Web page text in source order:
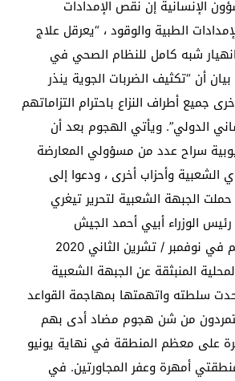
الإنسانية إن نقص الإمدادات
الطبية والوقود ، “يعرقل علاج
شبه كامل للنظام الصحي في
أن “تكثيف الضربات الجوية ينذر
جميع أطراف النزاع باحترام التزاماتهم
الدولي”. ويأتي الهجوم بعد أن
سراح عدد من مسؤولي المعارضة
الشعبية وأحزاب أخرى ، ودعوا إلى
الجبهة الشعبية لتحرير تيغري
الوزراء أبيي أحمد الجيش
الفيدرالي إلى الإقليم في نوفمبر / تشرين الثاني 2020
المنبثقة عن الجبهة الشعبية
سلطته واتهمتها بمهاجمة القواعد
من شن هجوم مضاد أدى بهم
على معظم المنطقة في نهاية يونيو
منطقتي أمهرة وعفر المجاورتين. في